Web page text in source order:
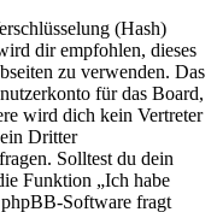
(Hash)
dir empfohlen, dieses
zu verwenden. Das
für das Board,
wird dich kein Vertreter
Dritter
Solltest du dein
Funktion „Ich habe
phpBB-Software fragt